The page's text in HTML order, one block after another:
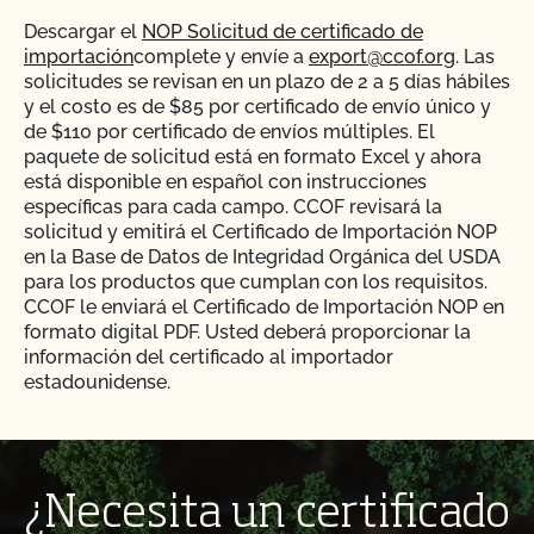
Descargar el NOP Solicitud de certificado de
importacióncomplete y envíe a export@ccof.org. Las
solicitudes se revisan en un plazo de 2 a 5 días hábiles
y el costo es de $85 por certificado de envío único y
de $110 por certificado de envíos múltiples. El
paquete de solicitud está en formato Excel y ahora
está disponible en español con instrucciones
específicas para cada campo. CCOF revisará la
solicitud y emitirá el Certificado de Importación NOP
en la Base de Datos de Integridad Orgánica del USDA
para los productos que cumplan con los requisitos.
CCOF le enviará el Certificado de Importación NOP en
formato digital PDF. Usted deberá proporcionar la
información del certificado al importador
estadounidense.
a un producto, un código HTS, un exportador, un
importador y un destinatario final. El "destinatario" es
el importador registrado, no el último consignatario ni
el destino final del producto. El "manipulador final" es
¿Necesita un certificado